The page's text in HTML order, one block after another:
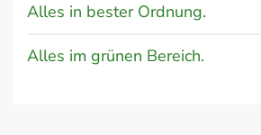
Alles in bester Ordnung.
Alles im grünen Bereich.